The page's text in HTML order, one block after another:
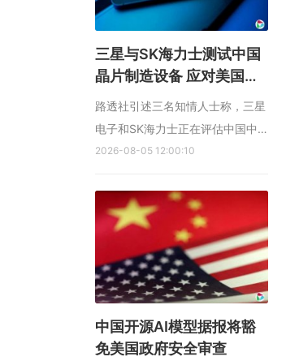
应，持续推高...
三星与SK海力士测试中国
晶片制造设备 应对美国出
口管制风险
路透社引述三名知情人士称，三星
电子和SK海力士正在评估中国中
微公司的晶片制造设备，以考虑是
国进一步收紧出口管制的风险。
其中两名知情人士透露，这两家存
储晶片制造商约两年前开始测试中
微公司的刻蚀设备。当时，外界对
华...
2026-08-05 12:00:10
中国开源AI模型据报将豁
免美国政府安全审查